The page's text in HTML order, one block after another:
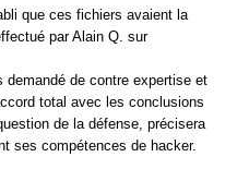
que ces fichiers avaient la
par Alain Q. sur
demandé de contre expertise et
total avec les conclusions
de la défense, précisera
ses compétences de hacker.